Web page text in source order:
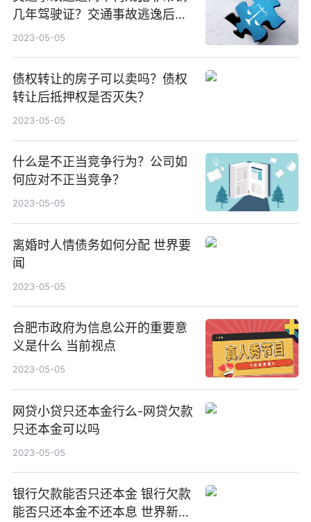
几年驾驶证？交通事故逃逸后不
构成犯罪的情形有哪些？
2023-05-05
债权转让的房子可以卖吗？债权
转让后抵押权是否灭失？
2023-05-05
什么是不正当竞争行为？公司如
何应对不正当竞争？
2023-05-05
离婚时人情债务如何分配 世界要
闻
2023-05-05
合肥市政府为信息公开的重要意
义是什么 当前视点
2023-05-05
网贷小贷只还本金行么-网贷欠款
只还本金可以吗
2023-05-05
银行欠款能否只还本金 银行欠款
能否只还本金不还本息 世界新资